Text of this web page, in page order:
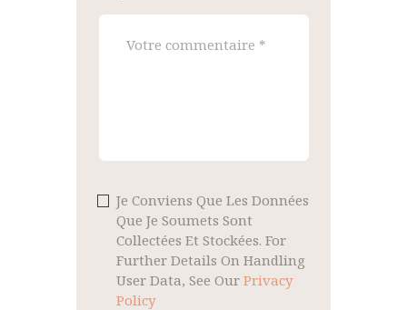
Je Conviens Que Les Données
Que Je Soumets Sont
Collectées Et Stockées. For
Further Details On Handling
User Data, See Our Privacy
Policy